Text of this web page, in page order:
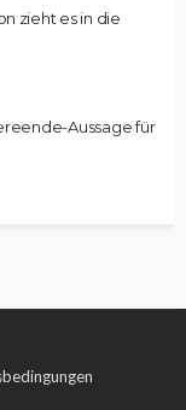
zieht es in die
Aussage für